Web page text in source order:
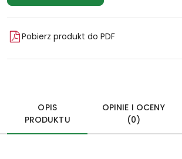
Pobierz produkt do PDF
OPIS
PRODUKTU
OPINIE I OCENY
(0)